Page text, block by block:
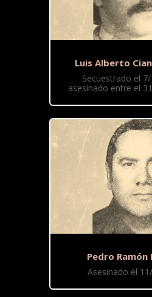
Luis Alberto
Secuestrado el
asesinado entre el
Pedro Ramón
Asesinado el